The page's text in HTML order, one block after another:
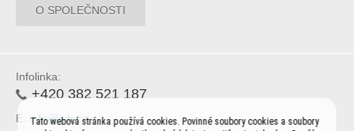
O SPOLEČNOSTI
Infolinka:
+420 382 521 187
E: info@jub.cz
Tato webová stránka používá cookies. Povinné soubory cookies a soubory